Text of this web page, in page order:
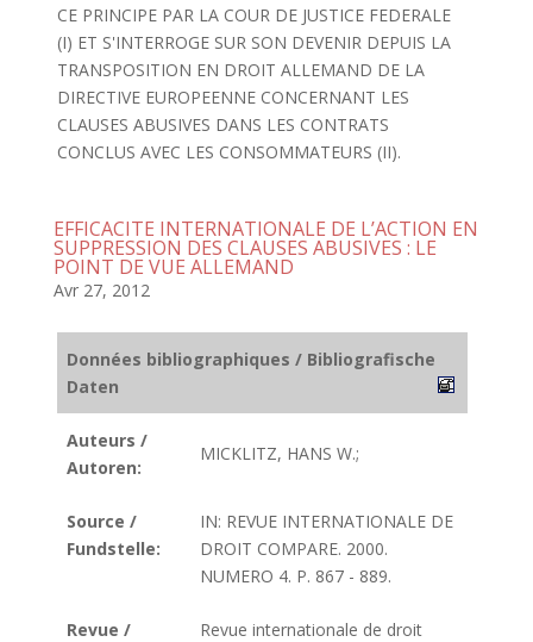
CE PRINCIPE PAR LA COUR DE JUSTICE FEDERALE
(I) ET S'INTERROGE SUR SON DEVENIR DEPUIS LA
TRANSPOSITION EN DROIT ALLEMAND DE LA
DIRECTIVE EUROPEENNE CONCERNANT LES
CLAUSES ABUSIVES DANS LES CONTRATS
CONCLUS AVEC LES CONSOMMATEURS (II).
EFFICACITE INTERNATIONALE DE L’ACTION EN
SUPPRESSION DES CLAUSES ABUSIVES : LE
POINT DE VUE ALLEMAND
Avr 27, 2012
Données bibliographiques / Bibliografische
Daten
Auteurs /
Autoren:
MICKLITZ, HANS W.;
Source /
Fundstelle:
IN: REVUE INTERNATIONALE DE
DROIT COMPARE. 2000.
NUMERO 4. P. 867 - 889.
Revue /
Revue internationale de droit